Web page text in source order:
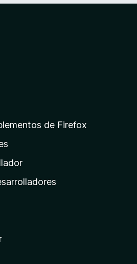
de Firefox